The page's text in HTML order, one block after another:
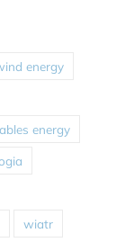
energy
energy
wiatr